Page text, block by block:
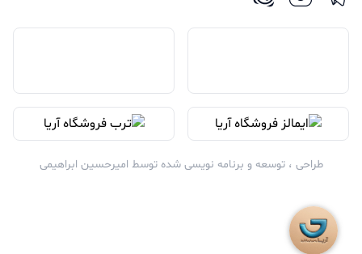
طراحی ، توسعه و برنامه نویسی شده توسط امیرحسین ابراهیمی